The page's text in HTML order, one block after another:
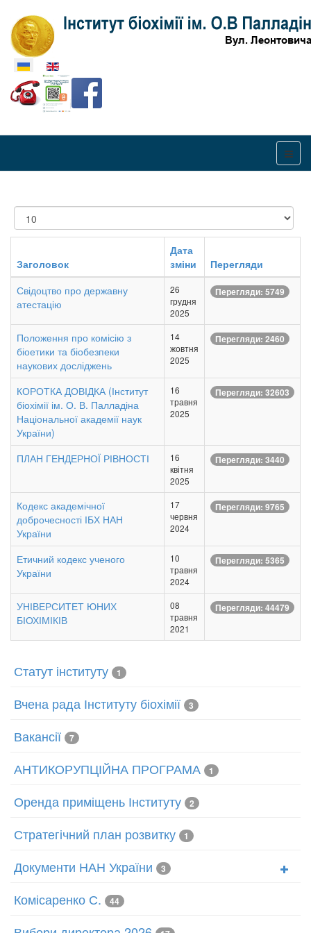
Оберіть свою мову
Показувати
Заголовок
Дата
зміни
Перегляди
Свідоцтво про державну
атестацію
26
грудня
2025
Перегляди: 5749
Положення про комісію з
біоетики та біобезпеки
наукових досліджень
14
жовтня
2025
Перегляди: 2460
КОРОТКА ДОВІДКА (Інститут
біохімії ім. О. В. Палладіна
Національної академії наук
України)
16
травня
2025
Перегляди: 32603
ПЛАН ГЕНДЕРНОЇ РІВНОСТІ
16
квітня
2025
Перегляди: 3440
Кодекс академічної
доброчесності ІБХ НАН
України
17
червня
2024
Перегляди: 9765
Етичний кодекс ученого
України
10
травня
2024
Перегляди: 5365
УНІВЕРСИТЕТ ЮНИХ
БІОХІМІКІВ
08
травня
2021
Перегляди: 44479
Статут інституту 1
Вчена рада Інституту біохімії 3
Вакансії 7
АНТИКОРУПЦІЙНА ПРОГРАМА 1
Оренда приміщень Інституту 2
Стратегічний план розвитку 1
Документи НАН України 3
Комісаренко С. 44